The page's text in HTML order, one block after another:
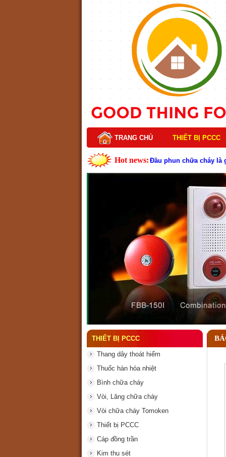
TRANG CHỦ THIẾT BỊ PCCC
Hot news: Lý do nên chọn hệ
Cấu tạo và nguyên lý
Tìm hiểu chi tiết về hệ
Các loại thang dây
Thang dây thoát hiểm
Cấu tạo đầu phun
Kim thu sét là gì? Cấu
Đầu phun chữa cháy là
Đầu phun chữa cháy là
THIẾT BỊ PCCC
Thang dây thoát hiểm
Thuốc hàn hóa nhiệt
Bình chữa cháy
Vòi, Lăng chữa cháy
Vòi chữa cháy Tomoken
Thiết bị PCCC
Cáp đồng trần
Kim thu sét